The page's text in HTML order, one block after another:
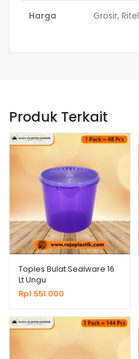
Harga Grosir, Ritel
Produk Terkait
Toples Bulat Sealware 16
Lt Ungu
Rp1.551.000